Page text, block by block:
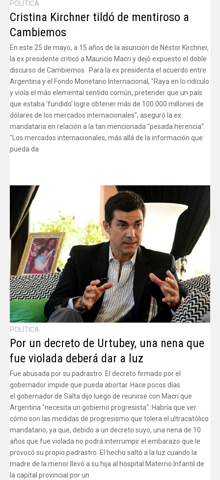
POLÍTICA
Cristina Kirchner tildó de mentiroso a
Cambiemos
En este 25 de mayo, a 15 años de la asunción de Néstor Kirchner,
la ex presidente criticó a Mauricio Macri y dejó expuesto el doble
discurso de Cambiemos. Para la ex presidenta el acuerdo entre
Argentina y el Fondo Monetario Internacional, "Raya en lo ridículo
y viola el más elemental sentido común, pretender que un país
que estaba 'fundido' logre obtener más de 100.000 millones de
dólares de los mercados internacionales", aseguró la ex
mandataria en relación a la tan mencionada “pesada herencia”.
"Los mercados internacionales, más allá de la información que
pueda da
POLÍTICA
Por un decreto de Urtubey, una nena que
fue violada deberá dar a luz
Fue abusada por su padrastro. El decreto firmado por el
gobernador impide que pueda abortar. Hace pocos días
el gobernador de Salta dijo luego de reunirse con Macri que
Argentina "necesita un gobierno progresista". Habría que ver
cómo son las medidas de progresismo que tolera el ultracatólico
mandatario, ya que, debido a un decreto suyo, una nena de 10
años que fue violada no podrá interrumpir el embarazo que le
provocó su propio padrastro. El hecho saltó a la luz cuando la
madre de la menor llevó a su hija al hospital Materno Infantil de
la capital provincial por un